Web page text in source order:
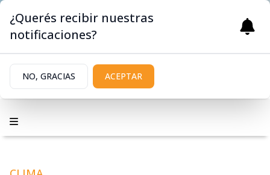
¿Querés recibir nuestras
notificaciones?
NO, GRACIAS ACEPTAR